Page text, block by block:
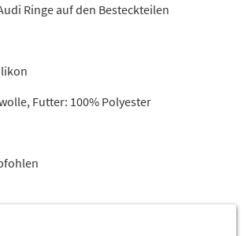
Ringe auf den Besteckteilen
Futter: 100% Polyester